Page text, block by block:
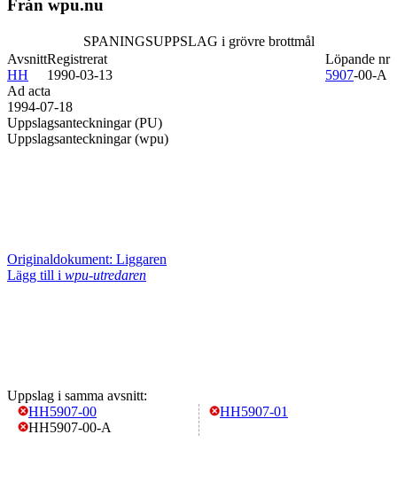
Från wpu.nu
SPANINGSUPPSLAG i grövre brottmål
Avsnitt
HH
Löpande nr
5907-00-A
Registrerat
1990-03-13
Ad acta
1994-07-18
Uppslagsanteckningar (PU)
Uppslagsanteckningar (wpu)
Originaldokument: Liggaren
Lägg till i wpu-utredaren
Uppslag i samma avsnitt:
HH5907-00
HH5907-00-A
HH5907-01